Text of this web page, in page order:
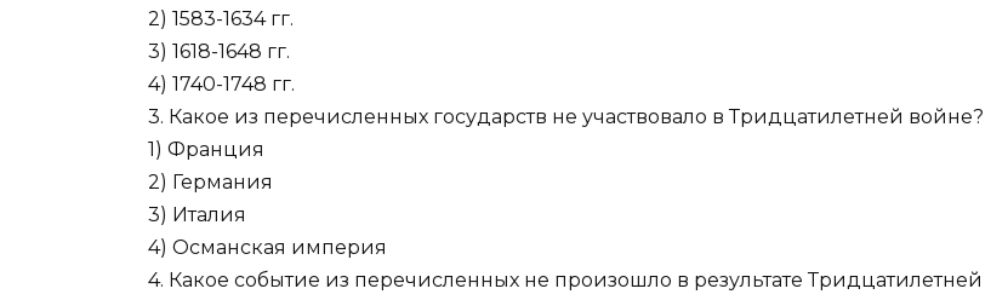
2) 1583-1634 гг.
3) 1618-1648 гг.
4) 1740-1748 гг.
3. Какое из перечисленных государств не участвовало в Тридцатилетней войне?
1) Франция
2) Германия
3) Италия
4) Османская империя
4. Какое событие из перечисленных не произошло в результате Тридцатилетней